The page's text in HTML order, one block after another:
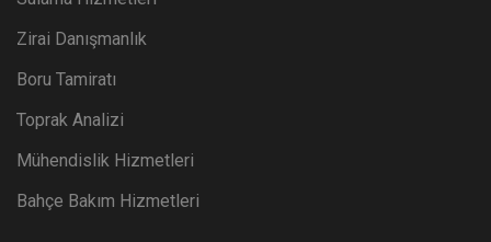
Zirai Danışmanlık
Boru Tamiratı
Toprak Analizi
Mühendislik Hizmetleri
Bahçe Bakım Hizmetleri